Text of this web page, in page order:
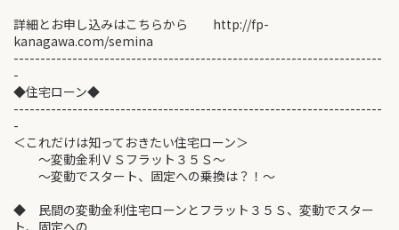
詳細とお申し込みはこちらから http://fp-
kanagawa.com/semina
---------------------------------------------------------------------
-
◆住宅ローン◆
---------------------------------------------------------------------
-
＜これだけは知っておきたい住宅ローン＞
～変動金利ＶＳフラット３５Ｓ～
～変動でスタート、固定への乗換は？！～
◆ 民間の変動金利住宅ローンとフラット３５Ｓ、変動でスター
ト、固定への